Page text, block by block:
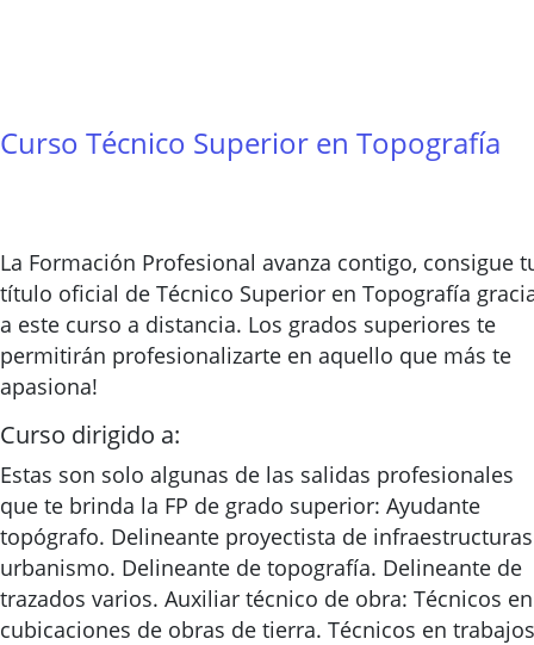
Curso Técnico Superior en Topografía
La Formación Profesional avanza contigo, consigue
título oficial de Técnico Superior en Topografía
a este curso a distancia. Los grados superiores te
permitirán profesionalizarte en aquello que más te
apasiona!
Curso dirigido a:
Estas son solo algunas de las salidas profesionales
que te brinda la FP de grado superior: Ayudante
topógrafo. Delineante proyectista de
urbanismo. Delineante de topografía. Delineante de
trazados varios. Auxiliar técnico de obra: Técnicos en
cubicaciones de obras de tierra. Técnicos en trabajos